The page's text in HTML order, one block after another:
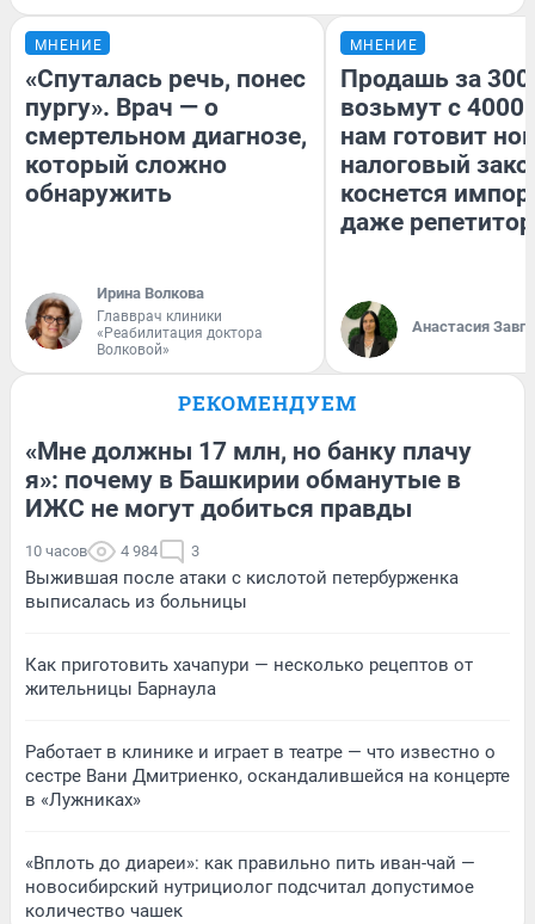
МНЕНИЕ
«Спуталась речь, понес
пургу». Врач — о
смертельном диагнозе,
который сложно
обнаружить
Ирина Волкова
Главврач клиники
«Реабилитация доктора
Волковой»
МНЕНИЕ
Продашь за
возьмут с
нам готовит
налоговый
коснется
даже
Анастасия
РЕКОМЕНДУЕМ
«Мне должны 17 млн, но банку плачу
я»: почему в Башкирии обманутые в
ИЖС не могут добиться правды
10 часов 4 984 3
Выжившая после атаки с кислотой петербурженка
выписалась из больницы
Как приготовить хачапури — несколько рецептов от
жительницы Барнаула
Работает в клинике и играет в театре — что известно о
сестре Вани Дмитриенко, оскандалившейся на концерте
в «Лужниках»
«Вплоть до диареи»: как правильно пить иван-чай —
новосибирский нутрициолог подсчитал допустимое
количество чашек